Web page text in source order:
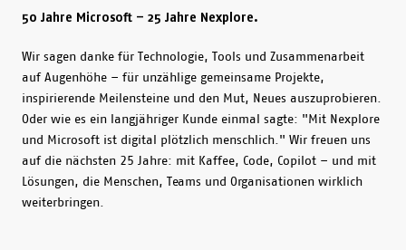
50 Jahre Microsoft – 25 Jahre Nexplore.
Wir sagen danke für Technologie, Tools und Zusammenarbeit
auf Augenhöhe – für unzählige gemeinsame Projekte,
inspirierende Meilensteine und den Mut, Neues auszuprobieren.
Oder wie es ein langjähriger Kunde einmal sagte: "Mit Nexplore
und Microsoft ist digital plötzlich menschlich." Wir freuen uns
auf die nächsten 25 Jahre: mit Kaffee, Code, Copilot – und mit
Lösungen, die Menschen, Teams und Organisationen wirklich
weiterbringen.